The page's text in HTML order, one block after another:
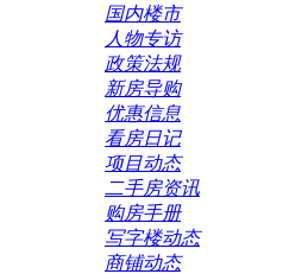
国内楼市
人物专访
政策法规
新房导购
优惠信息
看房日记
项目动态
二手房资讯
购房手册
写字楼动态
商铺动态